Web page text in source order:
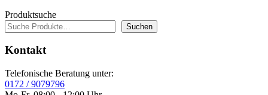
Produktsuche
Suchen
Kontakt
Telefonische Beratung unter:
0172 / 9079796